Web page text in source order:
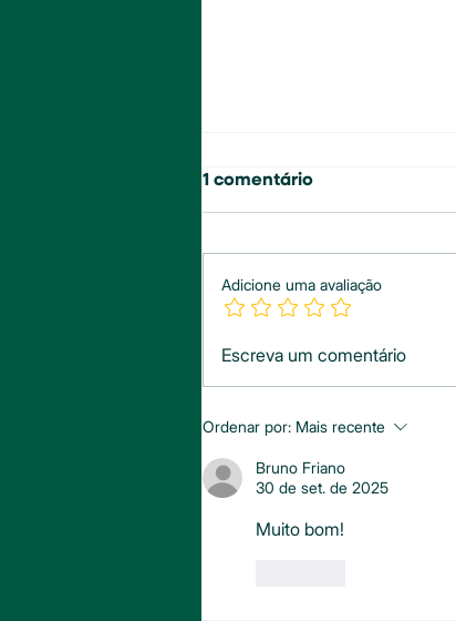
Controle Inteligente na
Invisíveis da Pimenta-
1 comentário
Adicione uma avaliação
Escreva um comentário
Ordenar por: Mais recente
Bruno Friano
30 de set. de 2025
Muito bom!